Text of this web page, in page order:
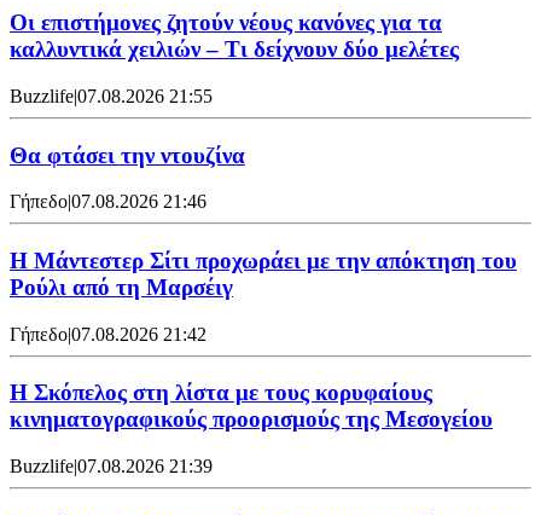
Οι επιστήμονες ζητούν νέους κανόνες για τα
καλλυντικά χειλιών – Τι δείχνουν δύο μελέτες
Buzzlife|07.08.2026 21:55
Θα φτάσει την ντουζίνα
Γήπεδο|07.08.2026 21:46
Η Μάντεστερ Σίτι προχωράει με την απόκτηση του
Ρούλι από τη Μαρσέιγ
Γήπεδο|07.08.2026 21:42
Η Σκόπελος στη λίστα με τους κορυφαίους
κινηματογραφικούς προορισμούς της Μεσογείου
Buzzlife|07.08.2026 21:39